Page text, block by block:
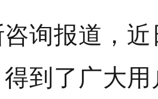
询报道，
到了广大